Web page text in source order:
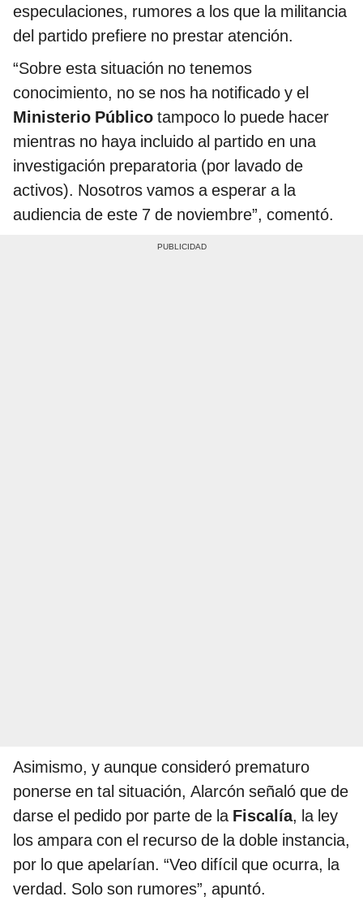
especulaciones, rumores a los que la militancia
del partido prefiere no prestar atención.
“Sobre esta situación no tenemos
conocimiento, no se nos ha notificado y el
Ministerio Público tampoco lo puede hacer
mientras no haya incluido al partido en una
investigación preparatoria (por lavado de
activos). Nosotros vamos a esperar a la
audiencia de este 7 de noviembre”, comentó.
Asimismo, y aunque consideró prematuro
ponerse en tal situación, Alarcón señaló que de
darse el pedido por parte de la Fiscalía, la ley
los ampara con el recurso de la doble instancia,
por lo que apelarían. “Veo difícil que ocurra, la
verdad. Solo son rumores”, apuntó.